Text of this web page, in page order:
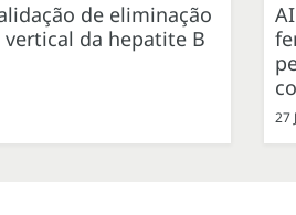
de eliminação
da hepatite B
27